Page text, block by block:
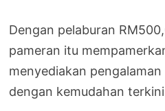
Dengan pelaburan
pameran itu
menyediakan
dengan kemudahan